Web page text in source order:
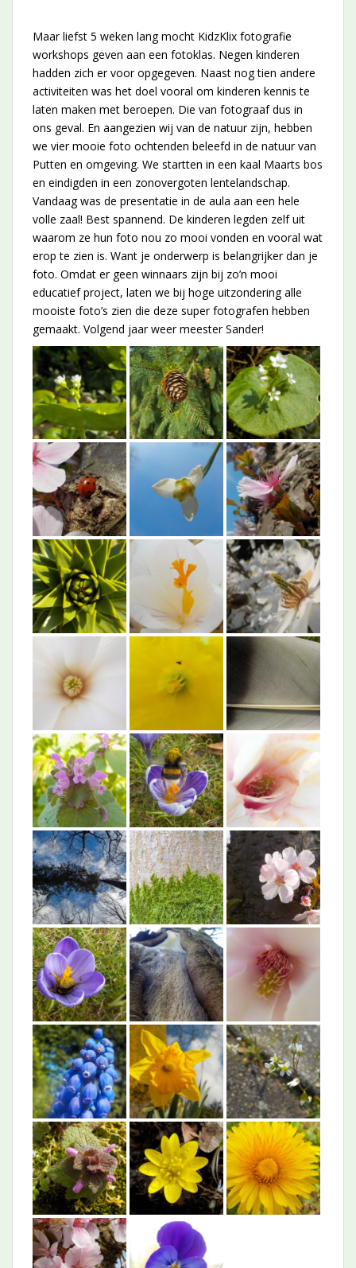
Maar liefst 5 weken lang mocht KidzKlix fotografie
workshops geven aan een fotoklas. Negen kinderen
hadden zich er voor opgegeven. Naast nog tien andere
activiteiten was het doel vooral om kinderen kennis te
laten maken met beroepen. Die van fotograaf dus in
ons geval. En aangezien wij van de natuur zijn, hebben
we vier mooie foto ochtenden beleefd in de natuur van
Putten en omgeving. We startten in een kaal Maarts bos
en eindigden in een zonovergoten lentelandschap.
Vandaag was de presentatie in de aula aan een hele
volle zaal! Best spannend. De kinderen legden zelf uit
waarom ze hun foto nou zo mooi vonden en vooral wat
erop te zien is. Want je onderwerp is belangrijker dan je
foto. Omdat er geen winnaars zijn bij zo’n mooi
educatief project, laten we bij hoge uitzondering alle
mooiste foto’s zien die deze super fotografen hebben
gemaakt. Volgend jaar weer meester Sander!